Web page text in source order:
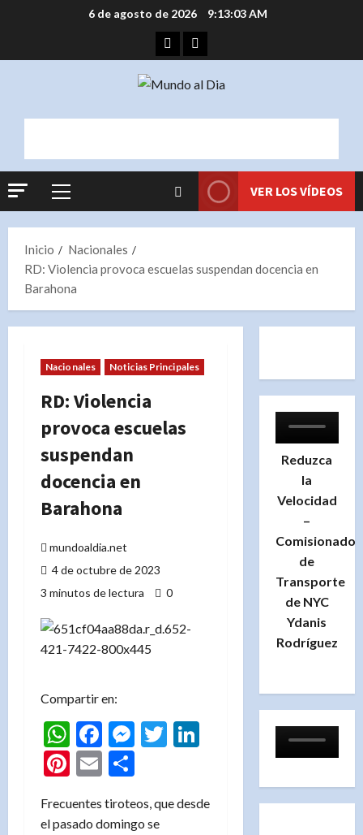
6 de agosto de 2026 9:13:03 AM
FacebookInstagram
Menú
VER LOS VÍDEOS
Inicio
Nacionales
RD: Violencia provoca escuelas suspendan docencia en
Barahona
Nacionales Noticias Principales
RD: Violencia
provoca escuelas
suspendan
docencia en
Barahona
mundoaldia.net
4 de octubre de 2023
3 minutos de lectura
0
Compartir en:
WhatsApp
Facebook
Messenger
TwitterLinkedIn
Pinterest
Email
Frecuentes tiroteos, que desde
el pasado domingo se
Reduzca
la
Velocidad
–
Comisionado
de
Transporte
de NYC
Ydanis
Rodríguez